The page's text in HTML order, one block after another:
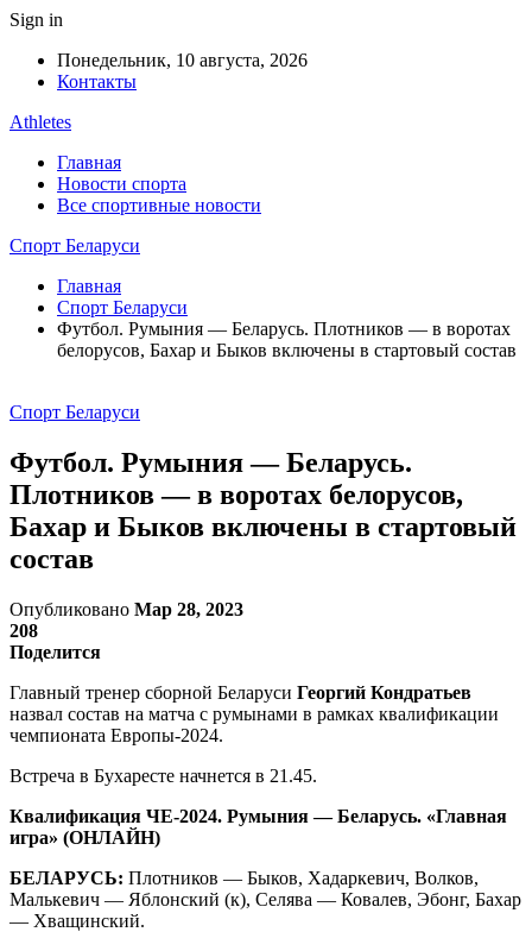
Sign in
Понедельник, 10 августа, 2026
Контакты
Athletes
Главная
Новости спорта
Все спортивные новости
Спорт Беларуси
Главная
Спорт Беларуси
Футбол. Румыния — Беларусь. Плотников — в воротах
белорусов, Бахар и Быков включены в стартовый состав
Спорт Беларуси
Футбол. Румыния — Беларусь.
Плотников — в воротах белорусов,
Бахар и Быков включены в стартовый
состав
Опубликовано Мар 28, 2023
208
Поделится
Главный тренер сборной Беларуси Георгий Кондратьев
назвал состав на матча с румынами в рамках квалификации
чемпионата Европы-2024.
Встреча в Бухаресте начнется в 21.45.
Квалификация ЧЕ-2024. Румыния — Беларусь. «Главная
игра» (ОНЛАЙН)
БЕЛАРУСЬ: Плотников — Быков, Хадаркевич, Волков,
Малькевич — Яблонский (к), Селява — Ковалев, Эбонг, Бахар
— Хващинский.